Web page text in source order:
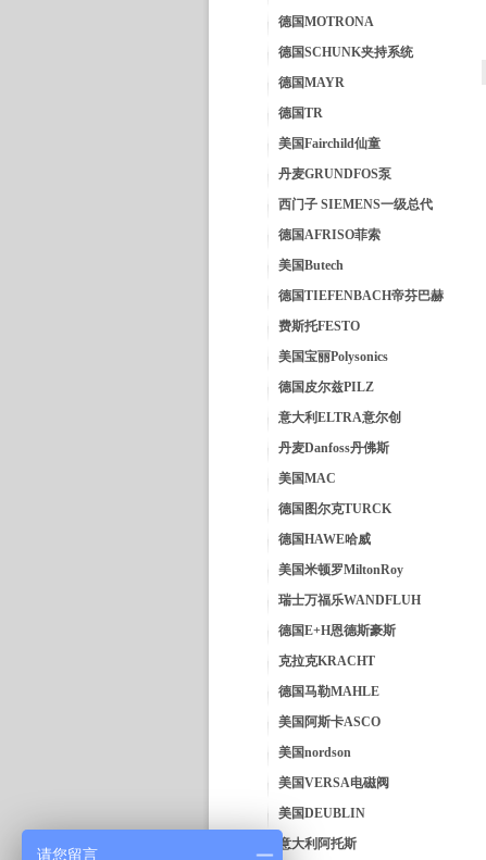
德国MOTRONA
德国SCHUNK夹持系统
德国MAYR
德国TR
美国Fairchild仙童
丹麦GRUNDFOS泵
西门子 SIEMENS一级总代
德国AFRISO菲索
美国Butech
德国TIEFENBACH帝芬巴赫
费斯托FESTO
美国宝丽Polysonics
德国皮尔兹PILZ
意大利ELTRA意尔创
丹麦Danfoss丹佛斯
美国MAC
德国图尔克TURCK
德国HAWE哈威
美国米顿罗MiltonRoy
瑞士万福乐WANDFLUH
德国E+H恩德斯豪斯
克拉克KRACHT
德国马勒MAHLE
美国阿斯卡ASCO
美国nordson
美国VERSA电磁阀
美国DEUBLIN
意大利阿托斯
请您留言